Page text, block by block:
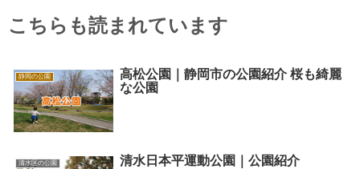
こちらも読まれています
静岡の公園
高松公園｜静岡市の公園紹介 桜も綺麗
な公園
清水区の公園 清水日本平運動公園｜公園紹介